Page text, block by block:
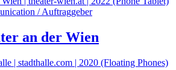
an der Wien